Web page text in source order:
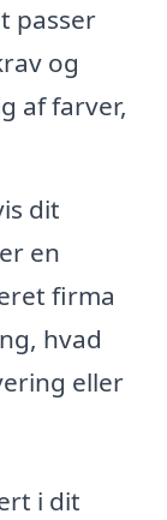
passer
og
af farver,
dit
en
firma
hvad
eller
i dit